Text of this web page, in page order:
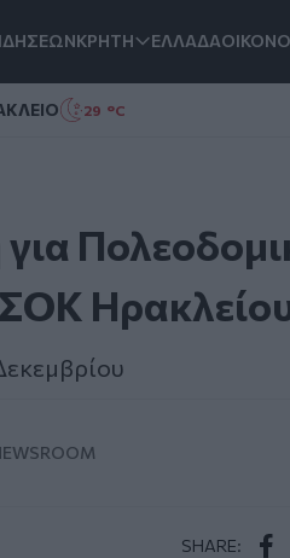
ΚΡΗΤΗ ΕΛΛΑΔΑ
29 °C
SHARE: